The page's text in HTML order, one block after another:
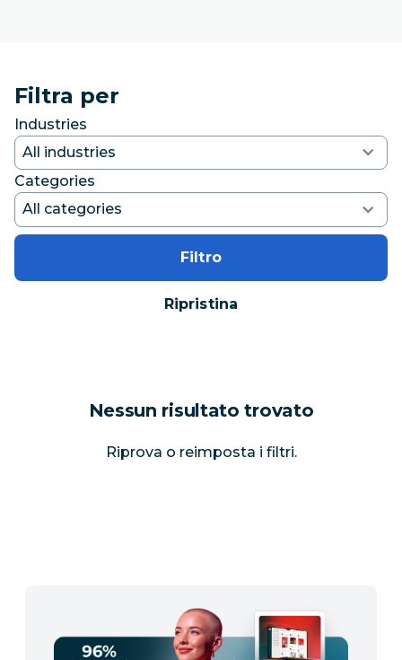
Filtra per
Industries
Categories
Filtro
Ripristina
Nessun risultato trovato
Riprova o reimposta i filtri.